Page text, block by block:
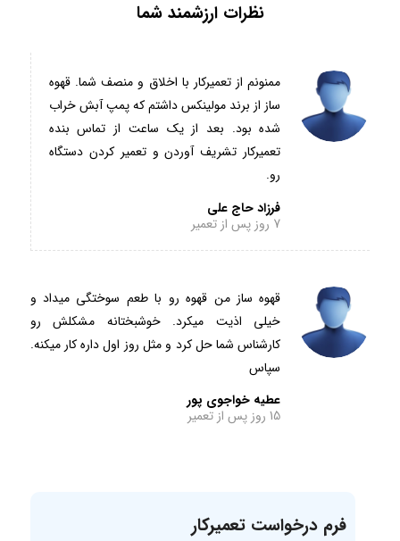
نظرات ارزشمند شما
ممنونم از تعمیرکار با اخلاق و منصف شما. قهوه
ساز از برند مولینکس داشتم که پمپ آبش خراب
شده بود. بعد از یک ساعت از تماس بنده
تعمیرکار تشریف آوردن و تعمیر کردن دستگاه
رو.
فرزاد حاج علی
7 روز پس از تعمیر
قهوه ساز من قهوه رو با طعم سوختگی میداد و
خیلی اذیت میکرد. خوشبختانه مشکلش رو
کارشناس شما حل کرد و مثل روز اول داره کار میکنه.
سپاس
عطیه خواجوی پور
15 روز پس از تعمیر
فرم درخواست تعمیرکار